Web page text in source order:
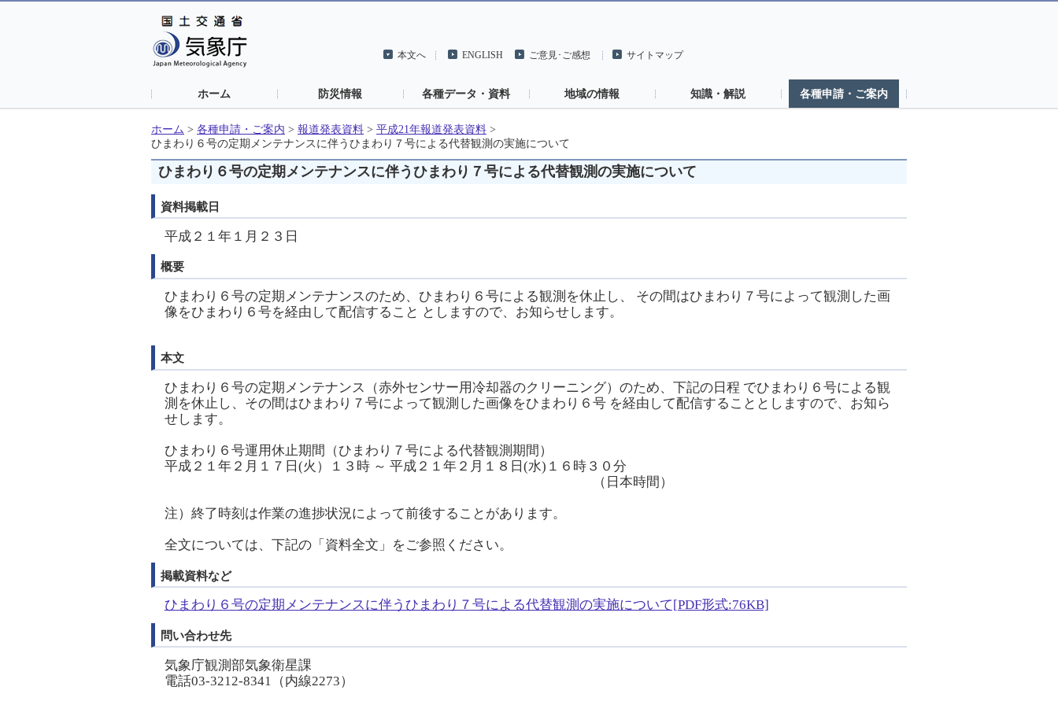
本文へ ENGLISH ご意見･ご感想 サイトマップ
ホーム 防災情報 各種データ・資料 地域の情報 知識・解説 各種申請・ご案内
ホーム > 各種申請・ご案内 > 報道発表資料 > 平成21年報道発表資料 >
ひまわり６号の定期メンテナンスに伴うひまわり７号による代替観測の実施について
ひまわり６号の定期メンテナンスに伴うひまわり７号による代替観測の実施について
資料掲載日
平成２１年１月２３日
概要
ひまわり６号の定期メンテナンスのため、ひまわり６号による観測を休止し、 その間はひまわり７号によって観測した画
像をひまわり６号を経由して配信すること としますので、お知らせします。
本文
ひまわり６号の定期メンテナンス（赤外センサー用冷却器のクリーニング）のため、下記の日程 でひまわり６号による観
測を休止し、その間はひまわり７号によって観測した画像をひまわり６号 を経由して配信することとしますので、お知ら
せします。
ひまわり６号運用休止期間（ひまわり７号による代替観測期間）
平成２１年２月１７日(火）１３時 ～ 平成２１年２月１８日(水)１６時３０分
（日本時間）
注）終了時刻は作業の進捗状況によって前後することがあります。
全文については、下記の「資料全文」をご参照ください。
掲載資料など
ひまわり６号の定期メンテナンスに伴うひまわり７号による代替観測の実施について[PDF形式:76KB]
問い合わせ先
気象庁観測部気象衛星課
電話03-3212-8341（内線2273）